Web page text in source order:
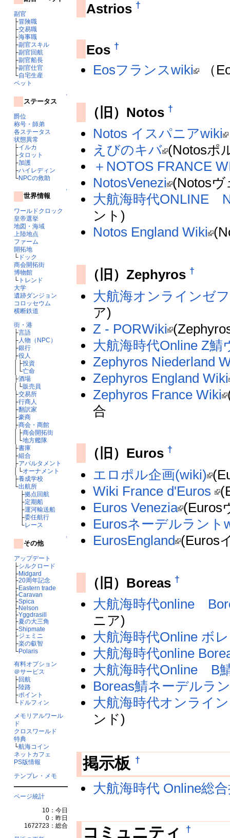
副官
├冒険職
├交易職
├海事職
├副官スキル
├副官回航
├副官船長
├副官仕官
└自宅生産
ペット
↑
ステータス
爵位
称号・師弟
各ステータス
状態異常
├イルカ
├タロット
├加護
├ハイレディン
└NPCの救助
↑
世界情報
ワールドクロック
皇帝選挙
地図・海域
上陸地点
ファーム
開拓地
└ドック
商会開拓街
博物館
└トレンド
大学
遺跡ダンジョン
コロッセウム
横断鉄道
街・港
├言語
├人物（NPC）
├銀行
├役人
│├投資
│└亡命
├酒場
│└販売員
├交易所
├行商人
├翻訳家
├豪商
├商会・商館
│├商会開拓街
│└地方艦隊
├書庫
├組合
├アパルタメント
│└オーナメント
├養成学校
└出航所
├拠点回航
├定期船
├運河輸送船
├委任航行
└レース
↑
その他
アップデート
├シルクロード
├Midgard
├20周年記念
├Eastern trade
├Caravan
├Spica
├Nelson
├Yggdrasill
├夏の大三角
├Shipmate
├ジェミニ
├楽の叡智
└Polaris
有料オプション
＠サービス
├回航
├陸路
├ポイント
└ドルフィン
メモリアルワール
ド
クロスワールド
特典
└航海コイン
ネットカフェ
PS版情報
テンプレ・メモ
ページ統計
10：今日
0：昨日
1672723：総合
Astrios †
Eos †
Eosフランスwiki （
（旧）Notos †
Notos イスパニアwiki
えびのキバ (Notosポ
＋NOTOS FRANCE
NotosVenezi (Notos
大航海時代ONLINE
ント)
Notos England Wiki
（旧）Zephyros †
大航海オンラインゼ
ア)
Z - PORWiki
大航海時代Online Z鯖
Zephyros Niederland
Zephyros England Wiki
Zephyros France Wiki
合
（旧）Euros †
エロポル企画(wiki)
Wiki France d'Euros
Euros Venezia (Euros
Eurosネーデルラント
EurosEngland (Euros
（旧）Boreas †
大航海時代online
ニア)
大航海時代Online ボ
大航海時代online
大航海時代Online B
Boreas鯖ネーデルラ
大航海時代オンライ
ンド)
掲示板 †
大航海時代 Online総
コミュニティ †